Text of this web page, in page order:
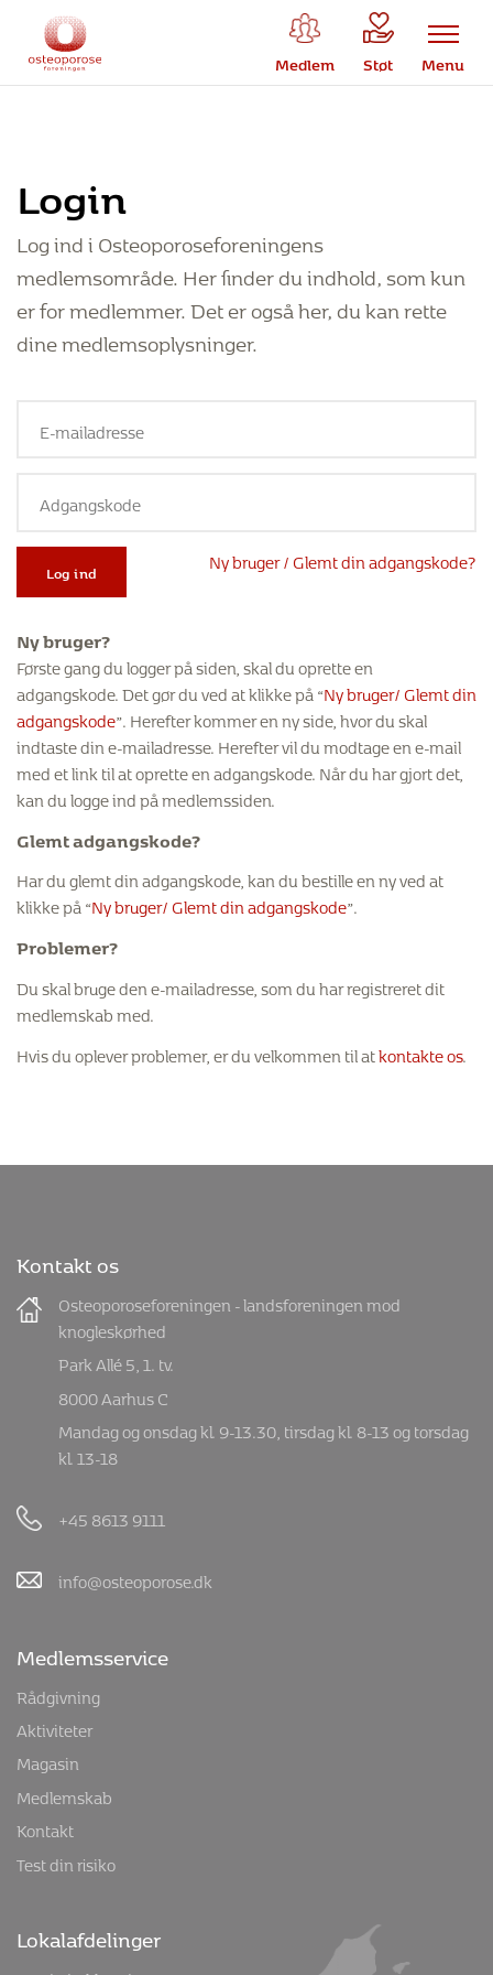
Medlem Støt Menu
Login
Log ind i Osteoporoseforeningens
medlemsområde. Her finder du indhold, som kun
er for medlemmer. Det er også her, du kan rette
dine medlemsoplysninger.
Log ind Ny bruger / Glemt din adgangskode?
Ny bruger?
Første gang du logger på siden, skal du oprette en
adgangskode. Det gør du ved at klikke på “Ny bruger/ Glemt din
adgangskode”. Herefter kommer en ny side, hvor du skal
indtaste din e-mailadresse. Herefter vil du modtage en e-mail
med et link til at oprette en adgangskode. Når du har gjort det,
kan du logge ind på medlemssiden.
Glemt adgangskode?
Har du glemt din adgangskode, kan du bestille en ny ved at
klikke på “Ny bruger/ Glemt din adgangskode”.
Problemer?
Du skal bruge den e-mailadresse, som du har registreret dit
medlemskab med.
Hvis du oplever problemer, er du velkommen til atkontakte os.
Kontakt os
Osteoporoseforeningen - landsforeningen mod
knogleskørhed
Park Allé 5, 1. tv.
8000 Aarhus C
Mandag og onsdag kl. 9-13.30, tirsdag kl. 8-13 og torsdag
kl. 13-18
+45 8613 9111
info@osteoporose.dk
Medlemsservice
Rådgivning
Aktiviteter
Magasin
Medlemskab
Kontakt
Test din risiko
Lokalafdelinger